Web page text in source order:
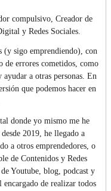
compulsivo, Creador de
y Redes Sociales.
(y sigo emprendiendo), con
de errores cometidos, como
a otras personas. En
que podemos hacer en
donde yo mismo me he
2019, he llegado a
a otros emprendedores, o
de Contenidos y Redes
Youtube, blog, podcast y
de realizar todos